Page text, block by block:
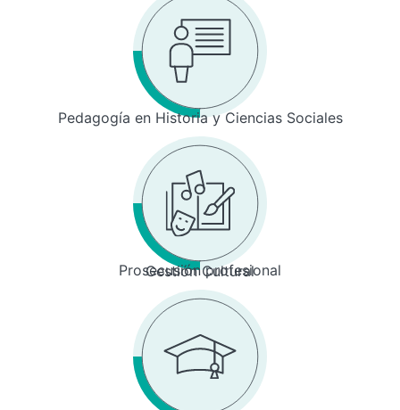
Pedagogía en Historia y Ciencias Sociales
Prosecusión profesional
Gestión Cultural